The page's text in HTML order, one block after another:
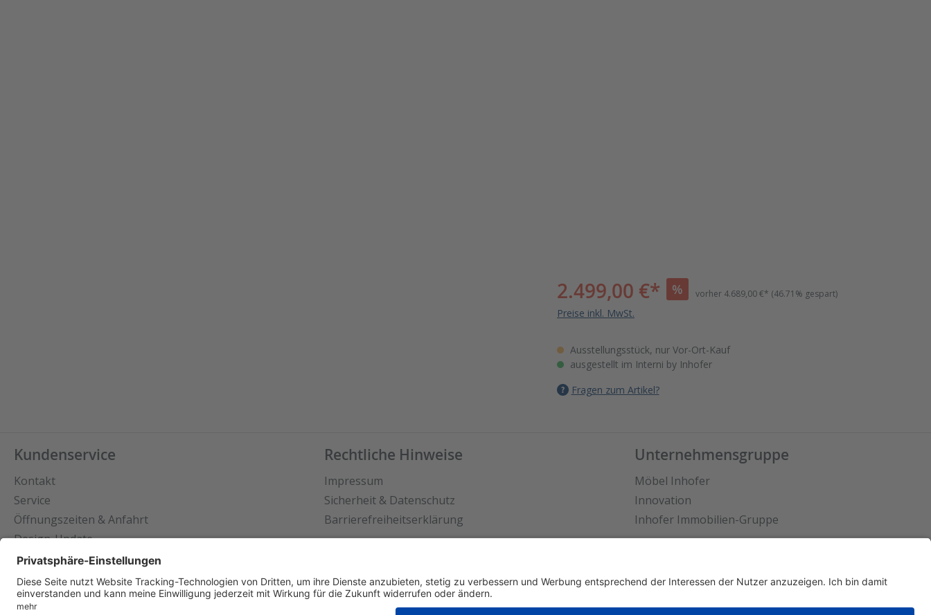
2.499,00 €* % vorher 4.689,00 €* (46.71% gespart)
Preise inkl. MwSt.
Ausstellungsstück, nur Vor-Ort-Kauf
ausgestellt im Interni by Inhofer
Fragen zum Artikel?
Kundenservice
Kontakt
Service
Öffnungszeiten & Anfahrt
Design-Update
Rechtliche Hinweise
Impressum
Sicherheit & Datenschutz
Barrierefreiheitserklärung
Unternehmensgruppe
Möbel Inhofer
Innovation
Inhofer Immobilien-Gruppe
Datenschutz Impressum Cookie-Einstellungen